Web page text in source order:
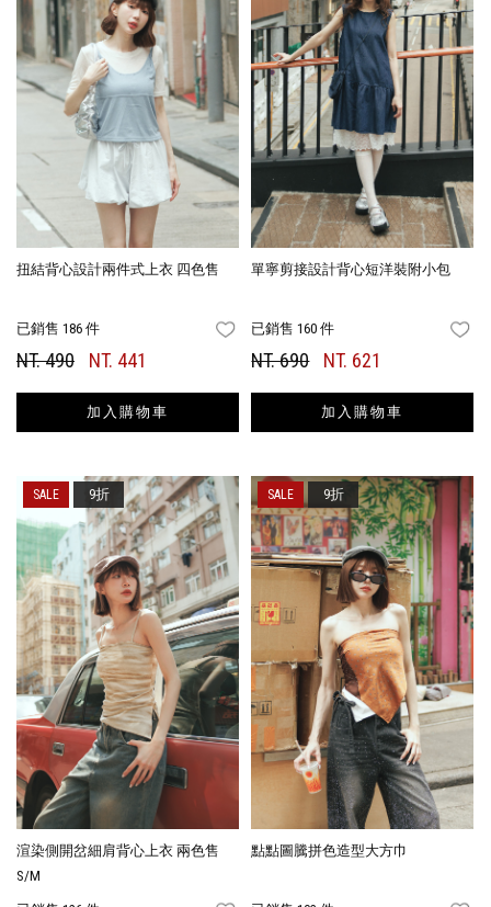
扭結背心設計兩件式上衣 四色售
已銷售 186 件 FAVORITES
NT. 490 NT. 441
加入購物車
單寧剪接設計背心短洋裝附小包
已銷售 160 件
NT. 690 NT. 621
加入購物車
渲染側開岔細肩背心上衣 兩色售
S/M
9折
點點圖騰拼色造型大方巾
9折